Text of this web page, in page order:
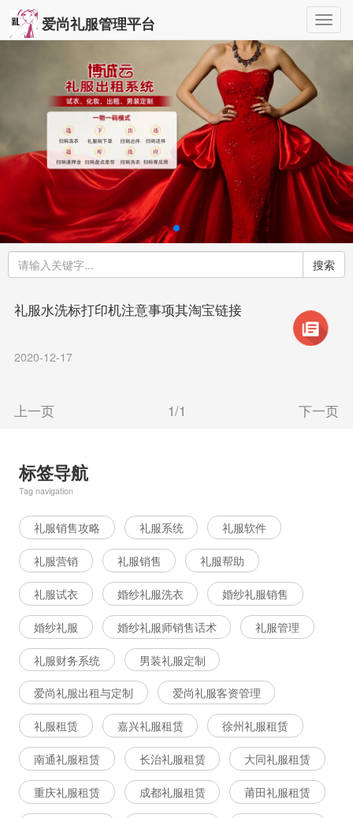
爱尚礼服管理平台
搜索
礼服水洗标打印机注意事项其淘宝链接
2020-12-17
上一页 1/1 下一页
标签导航
Tag navigation
礼服销售攻略 礼服系统 礼服软件
礼服营销 礼服销售 礼服帮助
礼服试衣 婚纱礼服洗衣 婚纱礼服销售
婚纱礼服 婚纱礼服师销售话术 礼服管理
礼服财务系统 男装礼服定制
爱尚礼服出租与定制 爱尚礼服客资管理
礼服租赁 嘉兴礼服租赁 徐州礼服租赁
南通礼服租赁 长治礼服租赁 大同礼服租赁
重庆礼服租赁 成都礼服租赁 莆田礼服租赁